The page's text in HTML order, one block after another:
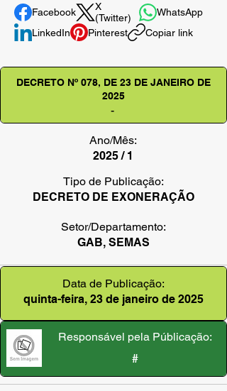
Facebook
X
(Twitter)
WhatsApp
LinkedIn
Pinterest Copiar link
DECRETO Nº 078, DE 23 DE JANEIRO DE
2025
-
Ano/Mês:
2025 / 1
Tipo de Publicação:
DECRETO DE EXONERAÇÃO
Setor/Departamento:
GAB, SEMAS
Data de Publicação:
quinta-feira, 23 de janeiro de 2025
Responsável pela Públicação:
#